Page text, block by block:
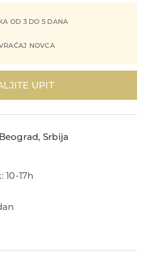
OD 3 DO 5 DANA
NOVCA
UPIT
Srbija
10-17h